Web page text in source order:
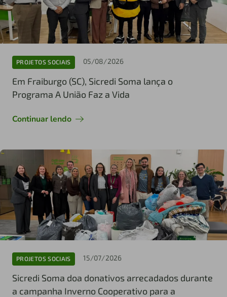
PROJETOS SOCIAIS 05/08/2026
Em Fraiburgo (SC), Sicredi Soma lança o
Programa A União Faz a Vida
Continuar lendo
PROJETOS SOCIAIS 15/07/2026
Sicredi Soma doa donativos arrecadados durante
a campanha Inverno Cooperativo para a